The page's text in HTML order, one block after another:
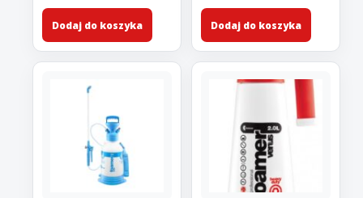
Dodaj do koszyka Dodaj do koszyka